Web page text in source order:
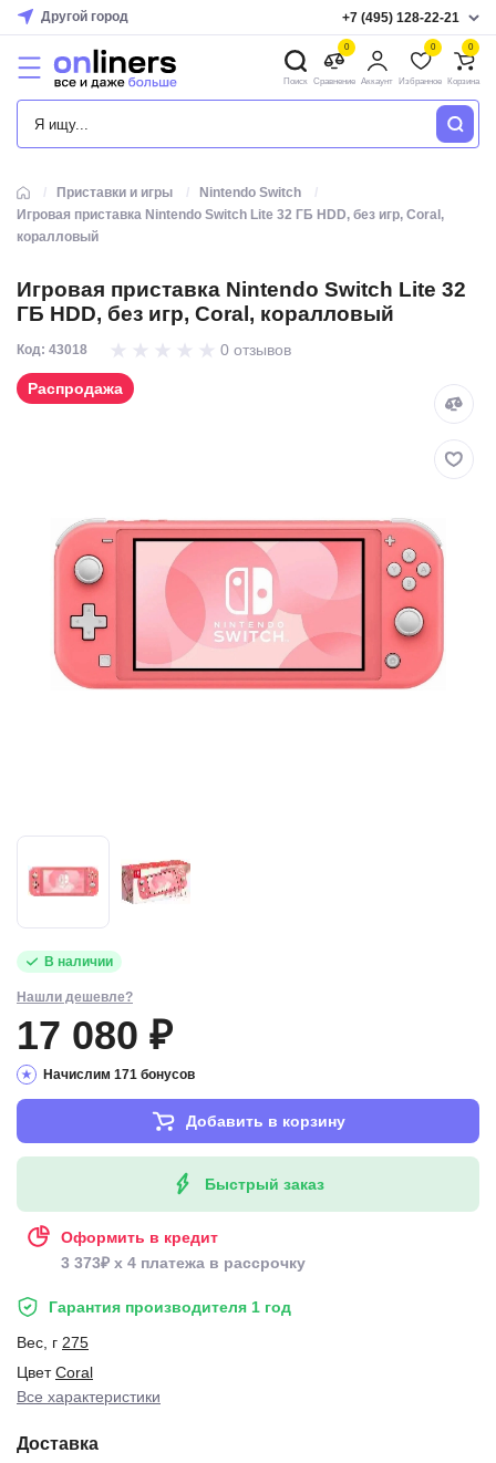
Другой город +7 (495) 128-22-21
КАТАЛОГ
Поиск
0
Сравнение Аккаунт
0
Избранное
0
Корзина
Приставки и игры
Nintendo Switch
Игровая приставка Nintendo Switch Lite 32 ГБ HDD, без игр, Coral,
коралловый
Игровая приставка Nintendo Switch Lite 32
ГБ HDD, без игр, Coral, коралловый
Код: 43018 0 отзывов
Распродажа
Гарантия производителя 1 год
Вес, г 275
ЦветCoral
Все характеристики
Доставка
В наличии
Нашли дешевле?
17 080 ₽
Начислим 171 бонусов
Добавить в корзину
Быстрый заказ
Оформить в кредит
3 373₽ x 4 платежа в рассрочку